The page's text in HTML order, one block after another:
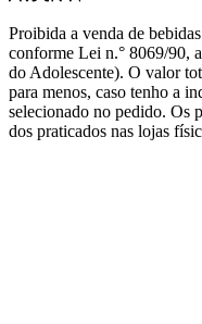
Proibida a venda de
conforme Lei n.° 8069/90,
do Adolescente). O valor
para menos, caso tenho a
selecionado no pedido. Os
dos praticados nas lojas